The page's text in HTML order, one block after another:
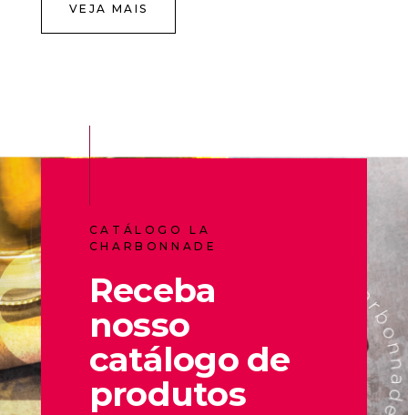
VEJA MAIS
CATÁLOGO LA
CHARBONNADE
Receba
nosso
catálogo de
produtos